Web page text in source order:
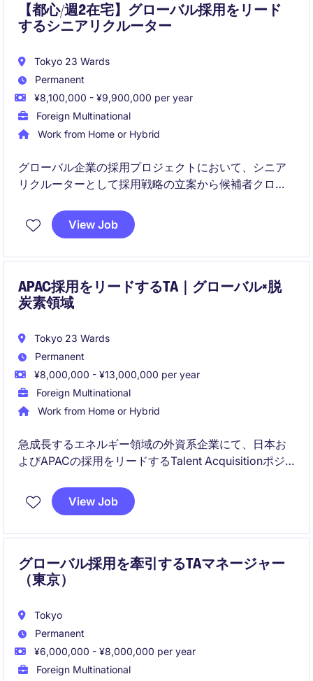
【都心/週2在宅】グローバル採用をリード
するシニアリクルーター
Tokyo 23 Wards
Permanent
¥8,100,000 - ¥9,900,000 per year
Foreign Multinational
Work from Home or Hybrid
グローバル企業の採用プロジェクトにおいて、シニア
リクルーターとして採用戦略の立案から候補者クロー
営業職、技術職、コーポレート職など幅広いポジショ
ンの採用を通じて、事業成長に貢献いただく役割で
View Job
APAC採用をリードするTA｜グローバル×脱
炭素領域
Tokyo 23 Wards
Permanent
¥8,000,000 - ¥13,000,000 per year
Foreign Multinational
Work from Home or Hybrid
急成長するエネルギー領域の外資系企業にて、日本お
よびAPACの採用をリードするTalent Acquisitionポジ
まで一貫して担い、将来的にはHR全般へキャリアを拡
張できます。
View Job
グローバル採用を牽引するTAマネージャー
（東京）
Tokyo
Permanent
¥6,000,000 - ¥8,000,000 per year
Foreign Multinational